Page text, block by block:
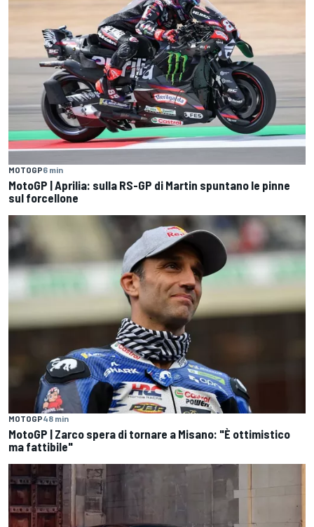
MOTOGP6 min
MotoGP | Aprilia: sulla RS-GP di Martin spuntano le pinne
sul forcellone
MOTOGP48 min
MotoGP | Zarco spera di tornare a Misano: "È ottimistico
ma fattibile"